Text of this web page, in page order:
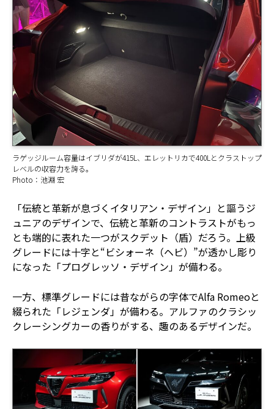
ラゲッジルーム容量はイブリダが415L、エレットリカで400Lとクラストップ
レベルの収容力を誇る。
Photo：池淵 宏
「伝統と革新が息づくイタリアン・デザイン」と謳うジ
ュニアのデザインで、伝統と革新のコントラストがもっ
とも端的に表れた一つがスクデット（盾）だろう。上級
グレードには十字と“ビシォーネ（ヘビ）”が透かし彫り
になった「プログレッソ・デザイン」が備わる。
一方、標準グレードには昔ながらの字体でAlfa Romeoと
綴られた「レジェンダ」が備わる。アルファのクラシッ
クレーシングカーの香りがする、趣のあるデザインだ。